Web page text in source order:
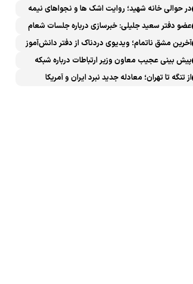
سیرکِ قانون‌گریزی در روز روشن!
در حوالی خانه شهید؛ روایت اشک ها و نجواهای نیمه
شب
عضو دفتر سعید جلیلی: خبرسازی درباره جلسات شعام
خلاف امنیت ملی است
آخرین مشق ناتمام؛ ویدیوی دردناک از دفتر دانش‌آموز
شهید مینابی پربازدید شد
پیش بینی عجیب معاون وزیر ارتباطات درباره شبکه
ملی اطلاعات که محقق هم نشد!
از تنگه تا تهران؛ معادله جدید نبرد ایران و آمریکا